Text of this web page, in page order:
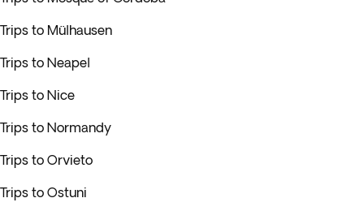
Trips to Mülhausen
Trips to Neapel
Trips to Nice
Trips to Normandy
Trips to Orvieto
Trips to Ostuni